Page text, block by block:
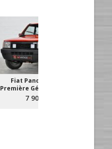
Fiat Panda 4x4 **
Première Génération **
7 900 €